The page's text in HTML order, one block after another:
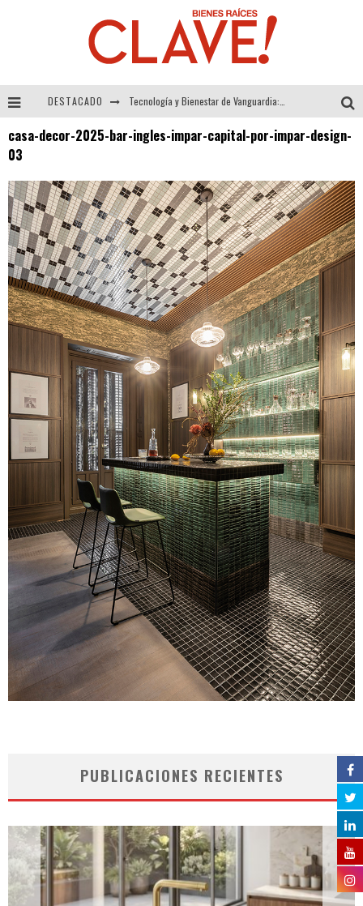
DESTACADO
Sector Inmobiliario – recuperación a paso firme
El Despertar de la Calidez: Acabados Dorados de FV para Elevar tu Espacio
casa-decor-2025-bar-ingles-impar-capital-por-impar-design-
03
PUBLICACIONES RECIENTES